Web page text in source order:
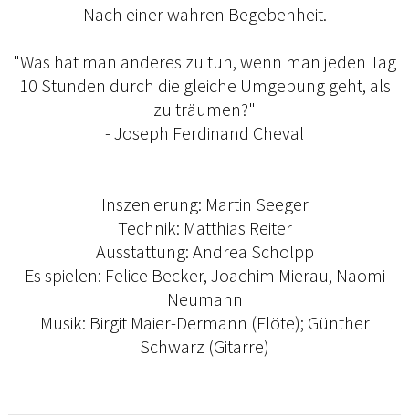
Nach einer wahren Begebenheit.
"Was hat man anderes zu tun, wenn man jeden Tag
10 Stunden durch die gleiche Umgebung geht, als
zu träumen?"
- Joseph Ferdinand Cheval
Inszenierung: Martin Seeger
Technik: Matthias Reiter
Ausstattung: Andrea Scholpp
Es spielen: Felice Becker, Joachim Mierau, Naomi
Neumann
Musik: Birgit Maier-Dermann (Flöte); Günther
Schwarz (Gitarre)